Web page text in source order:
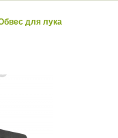
для лука